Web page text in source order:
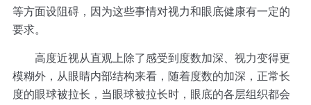
等方面设阻碍，因为这些事情对视力和眼底健康有一定的
要求。
高度近视从直观上除了感受到度数加深、视力变得更
模糊外，从眼睛内部结构来看，随着度数的加深，正常长
度的眼球被拉长，当眼球被拉长时，眼底的各层组织都会